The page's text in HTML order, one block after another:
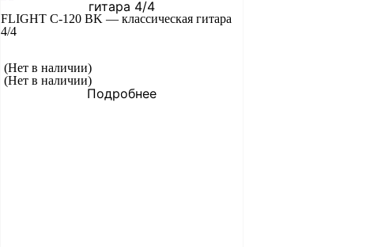
FLIGHT C-120 BK — классическая гитара
4/4
(Нет в наличии)
(Нет в наличии)
Подробнее